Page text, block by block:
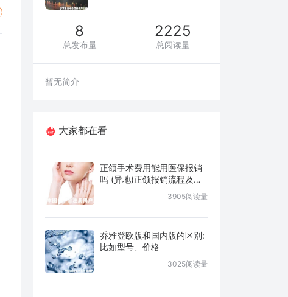
8
总发布量
2225
总阅读量
暂无简介
大家都在看
正颌手术费用能用医保报销
吗 (异地)正颌报销流程及条
3905阅读量
乔雅登欧版和国内版的区别:
比如型号、价格
3025阅读量